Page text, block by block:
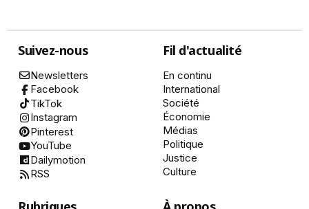
Suivez-nous
Newsletters
Facebook
TikTok
Instagram
Pinterest
YouTube
Dailymotion
RSS
Fil d'actualité
En continu
International
Société
Économie
Médias
Politique
Justice
Culture